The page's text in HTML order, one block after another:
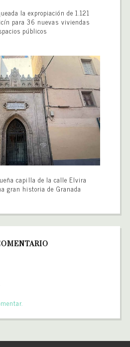
la expropiación de 1.121
para 36 nuevas viviendas
públicos
capilla de la calle Elvira
gran historia de Granada